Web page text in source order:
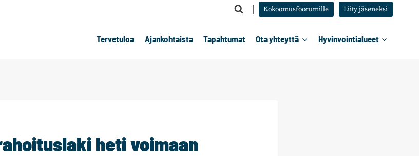
Kokoomusfoorumille Liity jäseneksi
Tervetuloa Ajankohtaista Tapahtumat Ota yhteyttä Hyvinvointialueet
heti voimaan